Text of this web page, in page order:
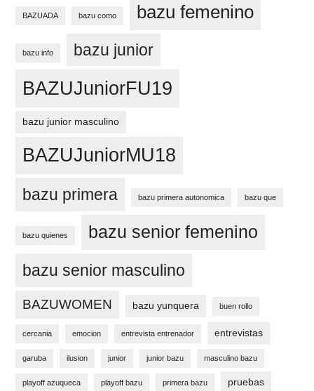
BAZUADA bazu como bazu femenino
bazu info bazu junior
BAZUJuniorFU19
bazu junior masculino
BAZUJuniorMU18
bazu primera bazu primera autonomica bazu que
bazu quienes bazu senior femenino
bazu senior masculino
BAZUWOMEN bazu yunquera buen rollo
cercania emocion entrevista entrenador entrevistas
garuba ilusion junior junior bazu masculino bazu
playoff azuqueca playoff bazu primera bazu pruebas